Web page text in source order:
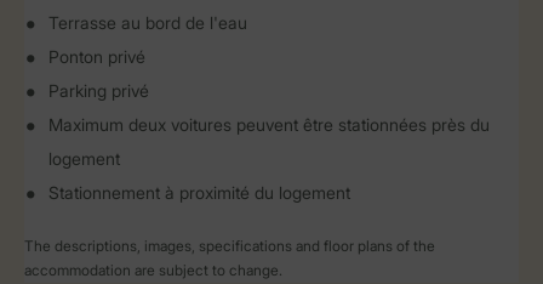
Terrasse au bord de l'eau
Ponton privé
Parking privé
Maximum deux voitures peuvent être stationnées près du
logement
Stationnement à proximité du logement
The descriptions, images, specifications and floor plans of the
accommodation are subject to change.